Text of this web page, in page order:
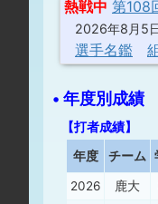
熱戦中 第108
2026年8月5
選手名鑑
• 年度別成績
【打者成績】
年度 チーム
2026 鹿大